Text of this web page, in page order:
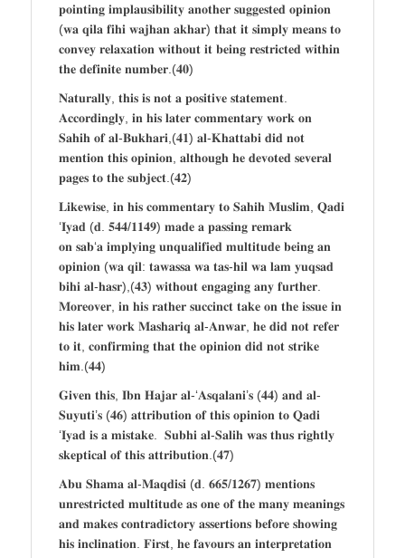
𝐩𝐨𝐢𝐧𝐭𝐢𝐧𝐠 𝐢𝐦𝐩𝐥𝐚𝐮𝐬𝐢𝐛𝐢𝐥𝐢𝐭𝐲 𝐚𝐧𝐨𝐭𝐡𝐞𝐫 𝐬𝐮𝐠𝐠𝐞𝐬𝐭𝐞𝐝 𝐨𝐩𝐢𝐧𝐢𝐨𝐧
(𝐰𝐚 𝐪𝐢𝐥𝐚 𝐟𝐢𝐡𝐢 𝐰𝐚𝐣𝐡𝐚𝐧 𝐚𝐤𝐡𝐚𝐫) 𝐭𝐡𝐚𝐭 𝐢𝐭 𝐬𝐢𝐦𝐩𝐥𝐲 𝐦𝐞𝐚𝐧𝐬 𝐭𝐨
𝐜𝐨𝐧𝐯𝐞𝐲 𝐫𝐞𝐥𝐚𝐱𝐚𝐭𝐢𝐨𝐧 𝐰𝐢𝐭𝐡𝐨𝐮𝐭 𝐢𝐭 𝐛𝐞𝐢𝐧𝐠 𝐫𝐞𝐬𝐭𝐫𝐢𝐜𝐭𝐞𝐝 𝐰𝐢𝐭𝐡𝐢𝐧
𝐭𝐡𝐞 𝐝𝐞𝐟𝐢𝐧𝐢𝐭𝐞 𝐧𝐮𝐦𝐛𝐞𝐫.(𝟒𝟎)
𝐍𝐚𝐭𝐮𝐫𝐚𝐥𝐥𝐲, 𝐭𝐡𝐢𝐬 𝐢𝐬 𝐧𝐨𝐭 𝐚 𝐩𝐨𝐬𝐢𝐭𝐢𝐯𝐞 𝐬𝐭𝐚𝐭𝐞𝐦𝐞𝐧𝐭.
𝐀𝐜𝐜𝐨𝐫𝐝𝐢𝐧𝐠𝐥𝐲, 𝐢𝐧 𝐡𝐢𝐬 𝐥𝐚𝐭𝐞𝐫 𝐜𝐨𝐦𝐦𝐞𝐧𝐭𝐚𝐫𝐲 𝐰𝐨𝐫𝐤 𝐨𝐧
𝐒𝐚𝐡𝐢𝐡 𝐨𝐟 𝐚𝐥-𝐁𝐮𝐤𝐡𝐚𝐫𝐢,(𝟒𝟏) 𝐚𝐥-𝐊𝐡𝐚𝐭𝐭𝐚𝐛𝐢 𝐝𝐢𝐝 𝐧𝐨𝐭
𝐦𝐞𝐧𝐭𝐢𝐨𝐧 𝐭𝐡𝐢𝐬 𝐨𝐩𝐢𝐧𝐢𝐨𝐧, 𝐚𝐥𝐭𝐡𝐨𝐮𝐠𝐡 𝐡𝐞 𝐝𝐞𝐯𝐨𝐭𝐞𝐝 𝐬𝐞𝐯𝐞𝐫𝐚𝐥
𝐩𝐚𝐠𝐞𝐬 𝐭𝐨 𝐭𝐡𝐞 𝐬𝐮𝐛𝐣𝐞𝐜𝐭.(𝟒𝟐)
𝐋𝐢𝐤𝐞𝐰𝐢𝐬𝐞, 𝐢𝐧 𝐡𝐢𝐬 𝐜𝐨𝐦𝐦𝐞𝐧𝐭𝐚𝐫𝐲 𝐭𝐨 𝐒𝐚𝐡𝐢𝐡 𝐌𝐮𝐬𝐥𝐢𝐦, 𝐐𝐚𝐝𝐢
‘𝐈𝐲𝐚𝐝 (𝐝. 𝟓𝟒𝟒/𝟏𝟏𝟒𝟗) 𝐦𝐚𝐝𝐞 𝐚 𝐩𝐚𝐬𝐬𝐢𝐧𝐠 𝐫𝐞𝐦𝐚𝐫𝐤
𝐨𝐧 𝐬𝐚𝐛‘𝐚 𝐢𝐦𝐩𝐥𝐲𝐢𝐧𝐠 𝐮𝐧𝐪𝐮𝐚𝐥𝐢𝐟𝐢𝐞𝐝 𝐦𝐮𝐥𝐭𝐢𝐭𝐮𝐝𝐞 𝐛𝐞𝐢𝐧𝐠 𝐚𝐧
𝐨𝐩𝐢𝐧𝐢𝐨𝐧 (𝐰𝐚 𝐪𝐢𝐥: 𝐭𝐚𝐰𝐚𝐬𝐬𝐚 𝐰𝐚 𝐭𝐚𝐬-𝐡𝐢𝐥 𝐰𝐚 𝐥𝐚𝐦 𝐲𝐮𝐪𝐬𝐚𝐝
𝐛𝐢𝐡𝐢 𝐚𝐥-𝐡𝐚𝐬𝐫),(𝟒𝟑) 𝐰𝐢𝐭𝐡𝐨𝐮𝐭 𝐞𝐧𝐠𝐚𝐠𝐢𝐧𝐠 𝐚𝐧𝐲 𝐟𝐮𝐫𝐭𝐡𝐞𝐫.
𝐌𝐨𝐫𝐞𝐨𝐯𝐞𝐫, 𝐢𝐧 𝐡𝐢𝐬 𝐫𝐚𝐭𝐡𝐞𝐫 𝐬𝐮𝐜𝐜𝐢𝐧𝐜𝐭 𝐭𝐚𝐤𝐞 𝐨𝐧 𝐭𝐡𝐞 𝐢𝐬𝐬𝐮𝐞 𝐢𝐧
𝐡𝐢𝐬 𝐥𝐚𝐭𝐞𝐫 𝐰𝐨𝐫𝐤 𝐌𝐚𝐬𝐡𝐚𝐫𝐢𝐪 𝐚𝐥-𝐀𝐧𝐰𝐚𝐫, 𝐡𝐞 𝐝𝐢𝐝 𝐧𝐨𝐭 𝐫𝐞𝐟𝐞𝐫
𝐭𝐨 𝐢𝐭, 𝐜𝐨𝐧𝐟𝐢𝐫𝐦𝐢𝐧𝐠 𝐭𝐡𝐚𝐭 𝐭𝐡𝐞 𝐨𝐩𝐢𝐧𝐢𝐨𝐧 𝐝𝐢𝐝 𝐧𝐨𝐭 𝐬𝐭𝐫𝐢𝐤𝐞
𝐡𝐢𝐦.(𝟒𝟒)
𝐆𝐢𝐯𝐞𝐧 𝐭𝐡𝐢𝐬, 𝐈𝐛𝐧 𝐇𝐚𝐣𝐚𝐫 𝐚𝐥-‘𝐀𝐬𝐪𝐚𝐥𝐚𝐧𝐢’𝐬 (𝟒𝟒) 𝐚𝐧𝐝 𝐚𝐥-
𝐒𝐮𝐲𝐮𝐭𝐢’𝐬 (𝟒𝟔) 𝐚𝐭𝐭𝐫𝐢𝐛𝐮𝐭𝐢𝐨𝐧 𝐨𝐟 𝐭𝐡𝐢𝐬 𝐨𝐩𝐢𝐧𝐢𝐨𝐧 𝐭𝐨 𝐐𝐚𝐝𝐢
‘𝐈𝐲𝐚𝐝 𝐢𝐬 𝐚 𝐦𝐢𝐬𝐭𝐚𝐤𝐞. 𝐒𝐮𝐛𝐡𝐢 𝐚𝐥-𝐒𝐚𝐥𝐢𝐡 𝐰𝐚𝐬 𝐭𝐡𝐮𝐬 𝐫𝐢𝐠𝐡𝐭𝐥𝐲
𝐬𝐤𝐞𝐩𝐭𝐢𝐜𝐚𝐥 𝐨𝐟 𝐭𝐡𝐢𝐬 𝐚𝐭𝐭𝐫𝐢𝐛𝐮𝐭𝐢𝐨𝐧.(𝟒𝟕)
𝐀𝐛𝐮 𝐒𝐡𝐚𝐦𝐚 𝐚𝐥-𝐌𝐚𝐪𝐝𝐢𝐬𝐢 (𝐝. 𝟔𝟔𝟓/𝟏𝟐𝟔𝟕) 𝐦𝐞𝐧𝐭𝐢𝐨𝐧𝐬
𝐮𝐧𝐫𝐞𝐬𝐭𝐫𝐢𝐜𝐭𝐞𝐝 𝐦𝐮𝐥𝐭𝐢𝐭𝐮𝐝𝐞 𝐚𝐬 𝐨𝐧𝐞 𝐨𝐟 𝐭𝐡𝐞 𝐦𝐚𝐧𝐲 𝐦𝐞𝐚𝐧𝐢𝐧𝐠𝐬
𝐚𝐧𝐝 𝐦𝐚𝐤𝐞𝐬 𝐜𝐨𝐧𝐭𝐫𝐚𝐝𝐢𝐜𝐭𝐨𝐫𝐲 𝐚𝐬𝐬𝐞𝐫𝐭𝐢𝐨𝐧𝐬 𝐛𝐞𝐟𝐨𝐫𝐞 𝐬𝐡𝐨𝐰𝐢𝐧𝐠
𝐡𝐢𝐬 𝐢𝐧𝐜𝐥𝐢𝐧𝐚𝐭𝐢𝐨𝐧. 𝐅𝐢𝐫𝐬𝐭, 𝐡𝐞 𝐟𝐚𝐯𝐨𝐮𝐫𝐬 𝐚𝐧 𝐢𝐧𝐭𝐞𝐫𝐩𝐫𝐞𝐭𝐚𝐭𝐢𝐨𝐧